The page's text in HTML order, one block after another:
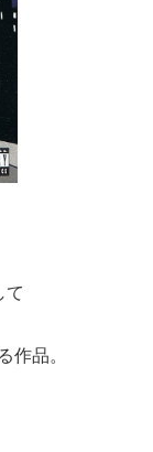
て
作品。